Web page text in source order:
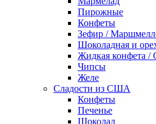
Пирожные
Конфеты
Зефир /
Шоколадная и
Жидкая конфета /
Чипсы
Желе
Сладости из США
Конфеты
Печенье
Шоколад